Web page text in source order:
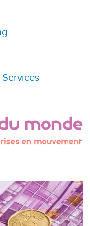
Services